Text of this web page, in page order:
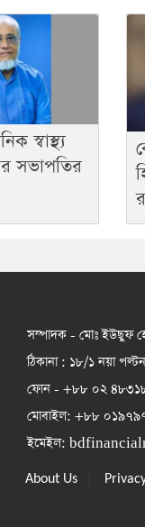
স্বাস্থ্য
সভাপতির
সম্পাদক - মোঃ ইউছুফ
ঠিকানা : ১৮/১ নয়া
ফোন - +৮৮ ০২
মোবাইল: +৮৮
ইমেইল:
About Us